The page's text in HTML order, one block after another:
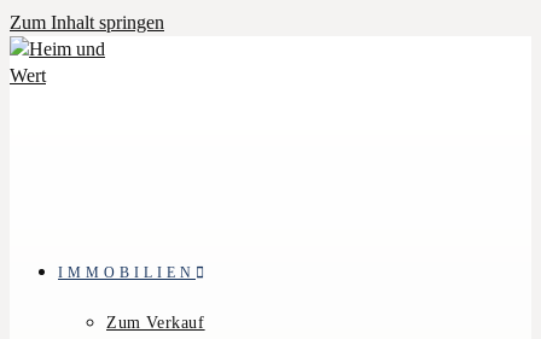
Zum Inhalt springen
IMMOBILIEN
Zum Verkauf